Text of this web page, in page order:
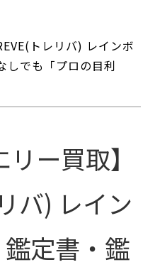
トレリバ) レインボ
しでも「プロの目利
リー買取】
バ) レイン
定書・鑑